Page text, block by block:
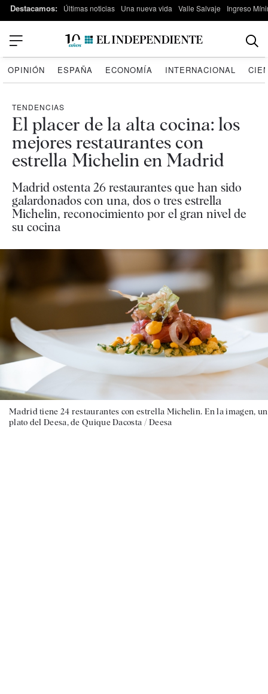
Destacamos: Últimas noticias Una nueva vida Valle Salvaje Ingreso
OPINIÓN ESPAÑA ECONOMÍA INTERNACIONAL
TENDENCIAS
El placer de la alta cocina: los
mejores restaurantes con
estrella Michelin en Madrid
Madrid ostenta 26 restaurantes que han sido
galardonados con una, dos o tres estrella
Michelin, reconocimiento por el gran nivel de
su cocina
Madrid tiene 24 restaurantes con estrella Michelin. En la imagen, un
plato del Deesa, de Quique Dacosta / Deesa